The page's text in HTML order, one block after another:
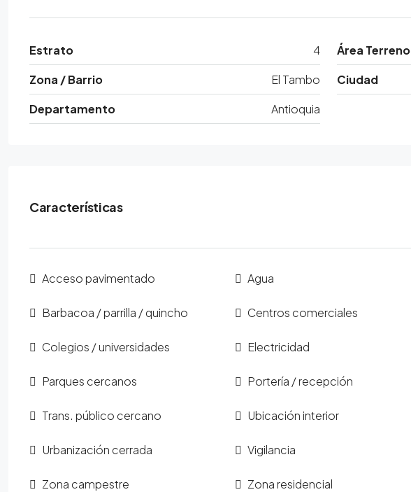
Estrato 4 Área Terreno
Zona / Barrio
El Tambo Ciudad
Departamento
Antioquia
Características
Acceso pavimentado Agua
Barbacoa / parrilla / quincho Centros comerciales
Colegios / universidades Electricidad
Parques cercanos Portería / recepción
Trans. público cercano Ubicación interior
Urbanización cerrada Vigilancia
Zona campestre Zona residencial